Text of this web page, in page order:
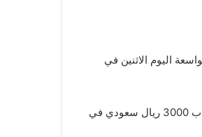
اليوم الاثنين في
: الاستراحة خاصة مساحتها 3000 متر ، تقع في العمارية طريق الأمير سلمان ، مقسمة على أربعة أقسام ، يمكنكم استئجارها ب 3000 ريال سعودي في